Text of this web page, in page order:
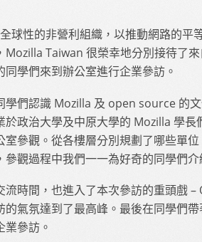
球性的非營利組織，以推動網路的平
Mozilla Taiwan 很榮幸地分別接待了
同學們來到辦公室進行企業參訪。
學們認識 Mozilla 及 open source 的
於政治大學及中原大學的 Mozilla 學
室參觀。從各樓層分別規劃了哪些單
參觀過程中我們一一為好奇的同學們介
流時間，也進入了本次參訪的重頭戲
的氣氛達到了最高峰。最後在同學們
業參訪。